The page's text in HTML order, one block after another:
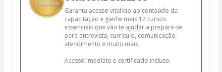
Garanta acesso vitalício ao conteúdo da
capacitação e ganhe mais 12 cursos
essenciais que vão te ajudar a prepare-se
para entrevista, currículo, comunicação,
atendimento e muito mais.
Acesso imediato e certificado incluso.